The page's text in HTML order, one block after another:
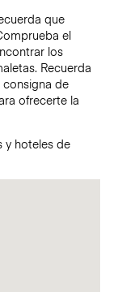
que
el
los
Recuerda
de
ofrecerte la
y hoteles de